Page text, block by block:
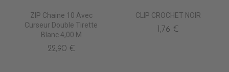
ZIP Chaine 10 Avec
Curseur Double Tirette
Blanc 4,00 M
22,90 €
CLIP CROCHET NOIR
1,76 €